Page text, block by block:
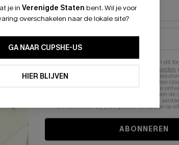
je in Verenigde Staten bent. Wil je voor
overschakelen naar de lokale site?
GA NAAR CUPSHE-US
HIER BLIJVEN
Door je contactgegevens in te vullen en dit
Algemene Voorwaarden
stemt er tevens mee in om herhaalde
en gepersonaliseerde marketingberichten
winkelwagen) en e-mails van Cupshe te
niet vereist voor een aankoop. We kunnen
informatie gebruiken om producten en
die aansluiten bij jouw profiel. Je kunt je op
ABONNEREN